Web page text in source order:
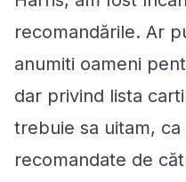
recomandările. Ar
anumiti oameni
dar privind lista
trebuie sa uitam,
recomandate de